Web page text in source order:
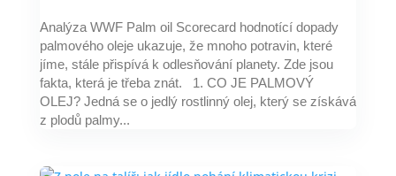
Analýza WWF Palm oil Scorecard hodnotící dopady
palmového oleje ukazuje, že mnoho potravin, které
jíme, stále přispívá k odlesňování planety. Zde jsou
fakta, která je třeba znát. 1. CO JE PALMOVÝ
OLEJ? Jedná se o jedlý rostlinný olej, který se získává
z plodů palmy...